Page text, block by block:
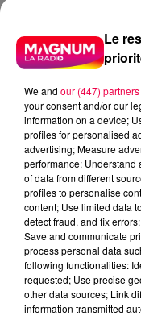
MAGNUM LA
LE JEU DE
ANOULD
NATHAN SLAMA
(MAGNUM
Mardi 19 Mai
Le
We and our (447) partners
your consent and/or our
information on a device;
profiles for personalised
advertising; Measure
performance; Understand
of data from different
profiles to personalise
content; Use limited data
detect fraud, and fix
Save and communicate
process personal data
following functionalities:
requested; Use precise
other data sources; Link
information transmitted